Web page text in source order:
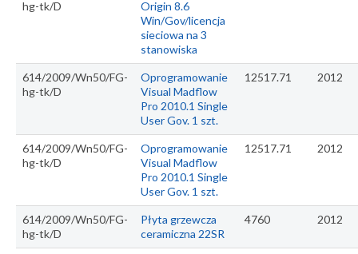
hg-tk/D
Origin 8.6
Win/Gov/licencja
sieciowa na 3
stanowiska
614/2009/Wn50/FG-
hg-tk/D
Oprogramowanie
Visual Madflow
Pro 2010.1 Single
User Gov. 1 szt.
12517.71 2012
614/2009/Wn50/FG-
hg-tk/D
Oprogramowanie
Visual Madflow
Pro 2010.1 Single
User Gov. 1 szt.
12517.71 2012
614/2009/Wn50/FG-
hg-tk/D
Płyta grzewcza
ceramiczna 22SR
4760 2012